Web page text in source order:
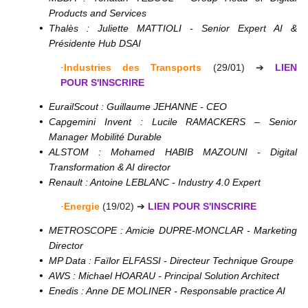
Products and Services
Thalès : Juliette MATTIOLI - Senior Expert AI &
Présidente Hub DSAI
· Industries des Transports (29/01) ➔
LIEN
POUR S'INSCRIRE
EurailScout : Guillaume JEHANNE - CEO
Capgemini Invent : Lucile RAMACKERS – Senior
Manager Mobilité Durable
ALSTOM : Mohamed HABIB MAZOUNI - Digital
Transformation & AI director
Renault : Antoine LEBLANC - Industry 4.0 Expert
· Energie (19/02) ➔ LIEN POUR S'INSCRIRE
METROSCOPE : Amicie DUPRE-MONCLAR - Marketing
Director
MP Data : Faïlor ELFASSI - Directeur Technique Groupe
AWS : Michael HOARAU - Principal Solution Architect
Enedis : Anne DE MOLINER - Responsable practice AI